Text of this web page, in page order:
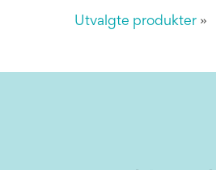
Utvalgte produkter »